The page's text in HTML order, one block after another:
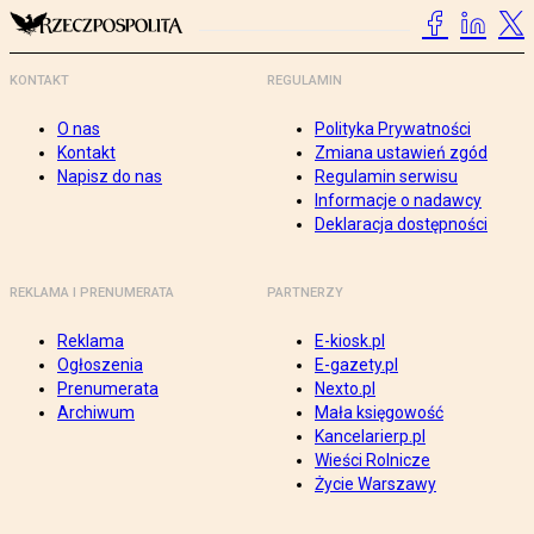
KONTAKT
O nas
Kontakt
Napisz do nas
REGULAMIN
Polityka Prywatności
Zmiana ustawień zgód
Regulamin serwisu
Informacje o nadawcy
Deklaracja dostępności
REKLAMA I PRENUMERATA
Reklama
Ogłoszenia
Prenumerata
Archiwum
PARTNERZY
E-kiosk.pl
E-gazety.pl
Nexto.pl
Mała księgowość
Kancelarierp.pl
Wieści Rolnicze
Życie Warszawy